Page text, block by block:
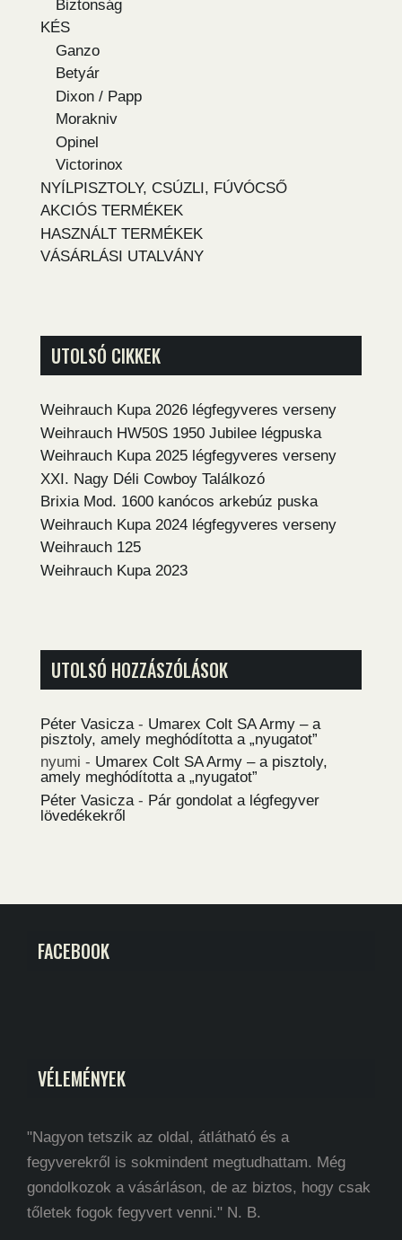
Biztonság
KÉS
Ganzo
Betyár
Dixon / Papp
Morakniv
Opinel
Victorinox
NYÍLPISZTOLY, CSÚZLI, FÚVÓCSŐ
AKCIÓS TERMÉKEK
HASZNÁLT TERMÉKEK
VÁSÁRLÁSI UTALVÁNY
UTOLSÓ CIKKEK
Weihrauch Kupa 2026 légfegyveres verseny
Weihrauch HW50S 1950 Jubilee légpuska
Weihrauch Kupa 2025 légfegyveres verseny
XXI. Nagy Déli Cowboy Találkozó
Brixia Mod. 1600 kanócos arkebúz puska
Weihrauch Kupa 2024 légfegyveres verseny
Weihrauch 125
Weihrauch Kupa 2023
UTOLSÓ HOZZÁSZÓLÁSOK
Péter Vasicza - Umarex Colt SA Army – a
pisztoly, amely meghódította a „nyugatot”
nyumi - Umarex Colt SA Army – a pisztoly,
amely meghódította a „nyugatot”
Péter Vasicza - Pár gondolat a légfegyver
lövedékekről
FACEBOOK
VÉLEMÉNYEK
"Nagyon tetszik az oldal, átlátható és a
fegyverekről is sokmindent megtudhattam. Még
gondolkozok a vásárláson, de az biztos, hogy csak
tőletek fogok fegyvert venni." N. B.